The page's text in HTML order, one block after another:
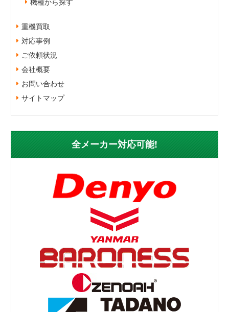
重機買取
対応事例
ご依頼状況
会社概要
お問い合わせ
サイトマップ
全メーカー対応可能!